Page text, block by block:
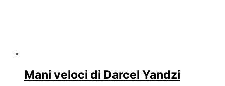
Mani veloci di Darcel Yandzi